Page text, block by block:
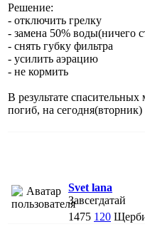
Решение:
- отключить грелку
- замена 50% воды(ничего
- снять губку фильтра
- усилить аэрацию
- не кормить
В результате
погиб, на сегодня(вторник)
Svet lana
Завсегдатай
1475 120